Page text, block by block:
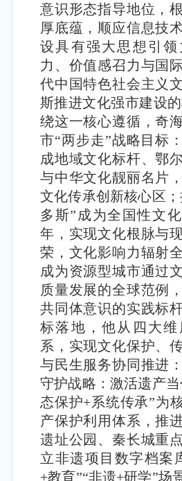
意识形态指导地位，
厚底蕴，顺应信息技
设具有强大思想引
力、价值感召力与国
代中国特色社会主义
斯推进文化强市建设
绕这一核心遵循，奇
市“两步走”战略目标
成地域文化标杆、鄂
与中华文化靓丽名片
文化传承创新核心区
多斯”成为全国性文
年，实现文化根脉与
荣，文化影响力辐射
成为资源型城市通过
质量发展的全球范例
共同体意识的实践标
标落地，他从四大
系，实现文化保护、
与民生服务协同推进
守护战略：激活遗产
态保护+系统传承”为
产保护利用体系，推
遗址公园、秦长城重
立非遗项目数字档案
+教育”“非遗+研学”场